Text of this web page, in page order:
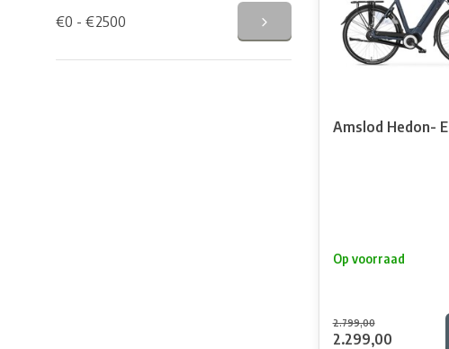
€0 - €2500
Amslod Hedon- E
Op voorraad
2.799,00
2.299,00